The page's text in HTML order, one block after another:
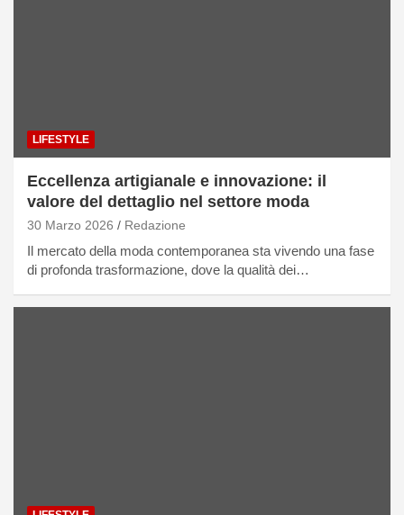
LIFESTYLE
Eccellenza artigianale e innovazione: il
valore del dettaglio nel settore moda
30 Marzo 2026 Redazione
Il mercato della moda contemporanea sta vivendo una fase
di profonda trasformazione, dove la qualità dei…